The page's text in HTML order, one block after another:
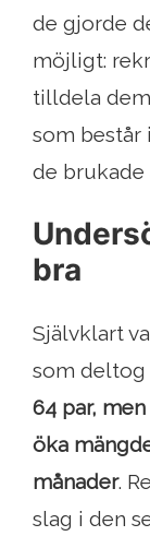
de gjorde
möjligt:
tilldela
som består
de brukade
bra
Självklart
som deltog
64 par,
öka
månader.
slag i den